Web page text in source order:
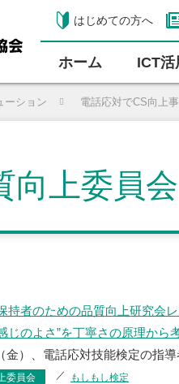
はじめての方へ
ホーム ICT活
ーション 電話応対でCS向上事
向上委員会
持者のための品質向上研究会
じのよさ”を丁寧さの原理から
金）、電話応対技能検定の指
委員会 もしもし検定